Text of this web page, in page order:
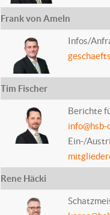
Frank von Ameln
Infos/
Tim Fischer
Berichte
Ein-/
Rene Häcki